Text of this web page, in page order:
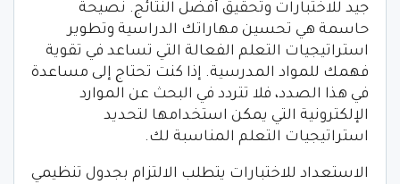
جيد للاختبارات وتحقيق أفضل النتائج. نصيحة
حاسمة هي تحسين مهاراتك الدراسية وتطوير
استراتيجيات التعلم الفعالة التي تساعد في تقوية
فهمك للمواد المدرسية. إذا كنت تحتاج إلى مساعدة
في هذا الصدد، فلا تتردد في البحث عن الموارد
الإلكترونية التي يمكن استخدامها لتحديد
استراتيجيات التعلم المناسبة لك.
الاستعداد للاختبارات يتطلب الالتزام بجدول تنظيمي